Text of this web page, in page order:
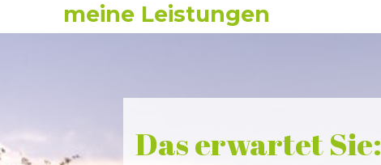
meine Leistungen
Das erwartet Sie: